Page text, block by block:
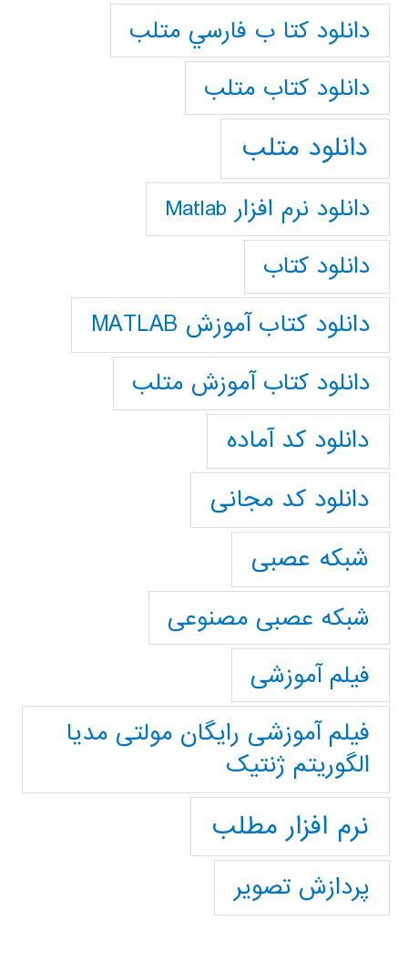
دانلود كتا ب فارسي متلب
دانلود كتاب متلب
دانلود متلب
دانلود نرم افزار Matlab
دانلود کتاب
دانلود کتاب آموزش MATLAB
دانلود کتاب آموزش متلب
دانلود کد آماده
دانلود کد مجانی
شبکه عصبی
شبکه عصبی مصنوعی
فیلم آموزشی
فیلم آموزشی رایگان مولتی مدیا
الگوریتم ژنتیک
نرم افزار مطلب
پردازش تصویر